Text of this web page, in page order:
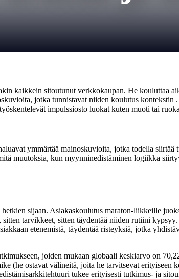
kaikkein sitoutunut verkkokaupan. He kouluttaa
jotka tunnistavat niiden koulutus
impulssiosto luokat kuten muoti tai
ymmärtää mainoskuvioita, jotka todella siirtää
muutoksia, kun myynninedistäminen logiikka
sijaan. Asiakaskoulutus maraton-liikkeille
tarvikkeet, sitten täydentää niiden rutiini
etenemistä, täydentää risteyksiä, jotka
joiden mukaan globaali keskiarvo on
(he ostavat välineitä, joita he tarvitsevat erityiseen
tukee erityisesti tutkimus- ja